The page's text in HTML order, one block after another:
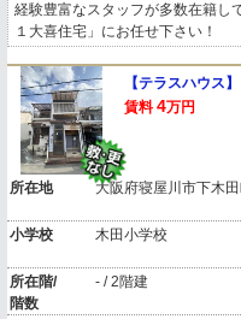
経験豊富なスタッフが多数在籍し
１大喜住宅」にお任せ下さい！
【テラスハウス】
賃料 4万円
所在地 大阪府寝屋川市下木
小学校
木田小学校
所在階/
階数
- / 2階建